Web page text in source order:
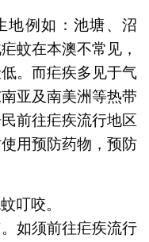
地例如：池塘、沼
蚊在本澳不常见，
。而疟疾多见于气
亚及南美洲等热带
前往疟疾流行地区
用预防药物，预防
叮咬。
如须前往疟疾流行